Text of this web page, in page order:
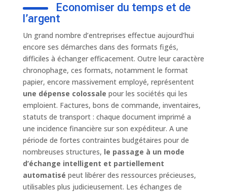
Economiser du temps et de
l’argent
Un grand nombre d’entreprises effectue aujourd’hui
encore ses démarches dans des formats figés,
difficiles à échanger efficacement. Outre leur caractère
chronophage, ces formats, notamment le format
papier, encore massivement employé, représentent
une dépense colossale pour les sociétés qui les
emploient. Factures, bons de commande, inventaires,
statuts de transport : chaque document imprimé a
une incidence financière sur son expéditeur. A une
période de fortes contraintes budgétaires pour de
nombreuses structures, le passage à un mode
d’échange intelligent et partiellement
automatisé peut libérer des ressources précieuses,
utilisables plus judicieusement. Les échanges de